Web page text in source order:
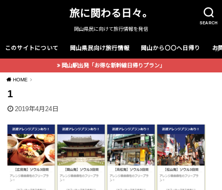
SEARCH
旅に関わる日々。
岡山県民に向けて旅行情報を発信
このサイトについて 岡山県民向け旅行情報 岡山から〇〇へ日帰り お
岡山駅出発「お得な新幹線日帰りプラン」
HOME
1
2019年4月24日